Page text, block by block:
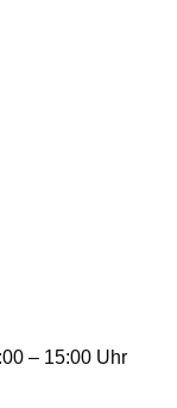
– 15:00 Uhr